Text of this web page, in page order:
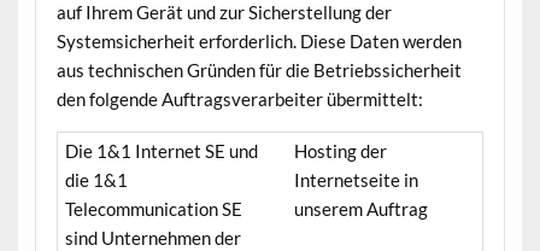
auf Ihrem Gerät und zur Sicherstellung der
Systemsicherheit erforderlich. Diese Daten werden
aus technischen Gründen für die Betriebssicherheit
den folgende Auftragsverarbeiter übermittelt:
Die 1&1 Internet SE und
die 1&1
Telecommunication SE
sind Unternehmen der
Hosting der
Internetseite in
unserem Auftrag